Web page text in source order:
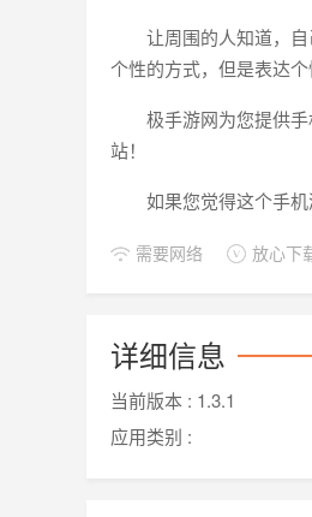
让周围的人知道，
个性的方式，但是表达
极手游网为您提供
站！
如果您觉得这个手
需要网络 放心下
详细信息
当前版本 : 1.3.1
应用类别 :